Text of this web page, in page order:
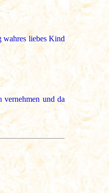
wahres liebes Kind
vernehmen und da